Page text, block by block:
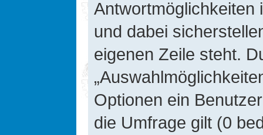
Antwortmöglichkeiten
und dabei
eigenen Zeile steht.
Optionen ein
die Umfrage gilt (0